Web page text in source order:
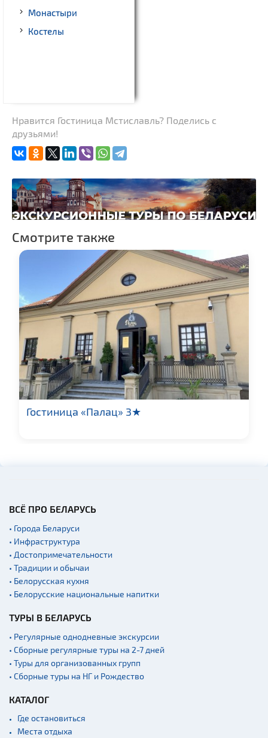
Монастыри
Костелы
Нравится Гостиница Мстиславль? Поделись с
друзьями!
Смотрите также
Гостиница «Палац» 3★
ВСЁ ПРО БЕЛАРУСЬ
• Города Беларуси
• Инфраструктура
• Достопримечательности
• Традиции и обычаи
• Белорусская кухня
• Белорусские национальные напитки
ТУРЫ В БЕЛАРУСЬ
• Регулярные однодневные экскурсии
• Сборные регулярные туры на 2-7 дней
• Туры для организованных групп
• Сборные туры на НГ и Рождество
КАТАЛОГ
Где остановиться
Места отдыха